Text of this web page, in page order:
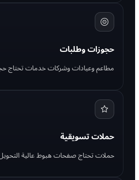
حجوزات وطلبات
مطاعم وعيادات وشركات خدمات تحتاج
حملات تسويقية
حملات تحتاج صفحات هبوط عالية